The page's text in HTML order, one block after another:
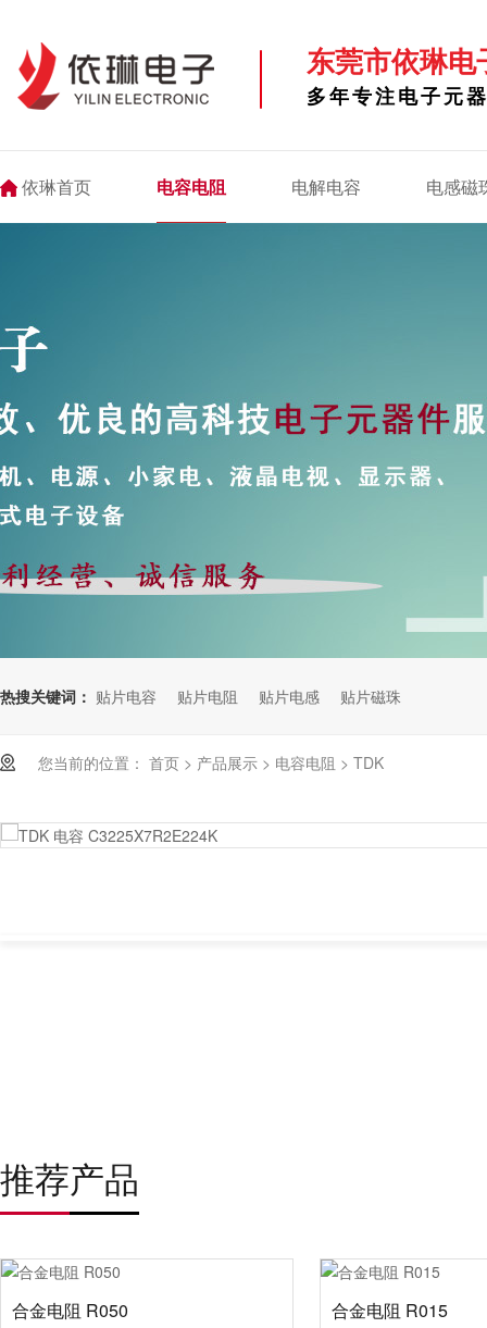
东莞市依琳
多年专注电子元
依琳首页 电容电阻 电解电容 电感磁
热搜关键词： 贴片电容 贴片电阻 贴片电感 贴片磁珠
您当前的位置： 首页 > 产品展示 > 电容电阻 > TDK
推荐产品
合金电阻 R050 合金电阻 R015